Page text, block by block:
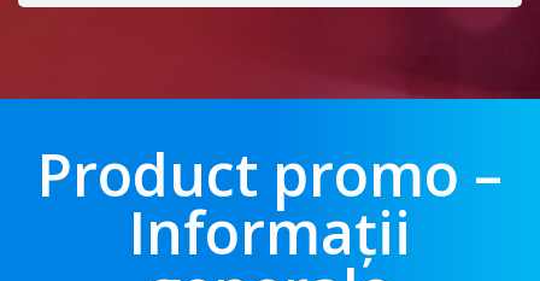
Product promo –
Informații